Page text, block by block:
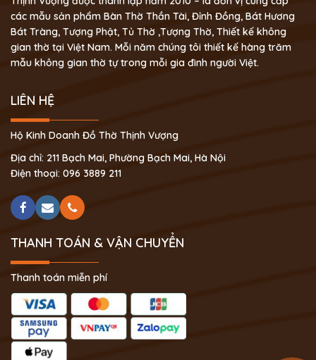
các mẫu sản phẩm Bàn Thờ Thần Tài, Đỉnh Đồng, Bát Hương
Bát Tràng, Tượng Phật, Tủ Thờ ,Tượng Thờ, Thiết kế không
gian thờ tại Việt Nam. Mỗi năm chúng tôi thiết kế hàng trăm
mẫu không gian thờ tự trong mỗi gia đình người Việt.
LIÊN HỆ
Hộ Kinh Doanh Đồ Thờ Thịnh Vượng
Địa chỉ: 211 Bạch Mai, Phường Bạch Mai, Hà Nội
Điện thoại: 096 3889 211
THANH TOÁN & VẬN CHUYỂN
Thanh toán miễn phí